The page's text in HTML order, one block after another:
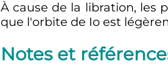
À cause de la libration, les
que l'orbite de Io est
Notes et